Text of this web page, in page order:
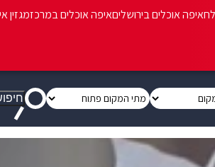
איפה אוכלים בירושליםאיפה אוכלים במרכזמגזין